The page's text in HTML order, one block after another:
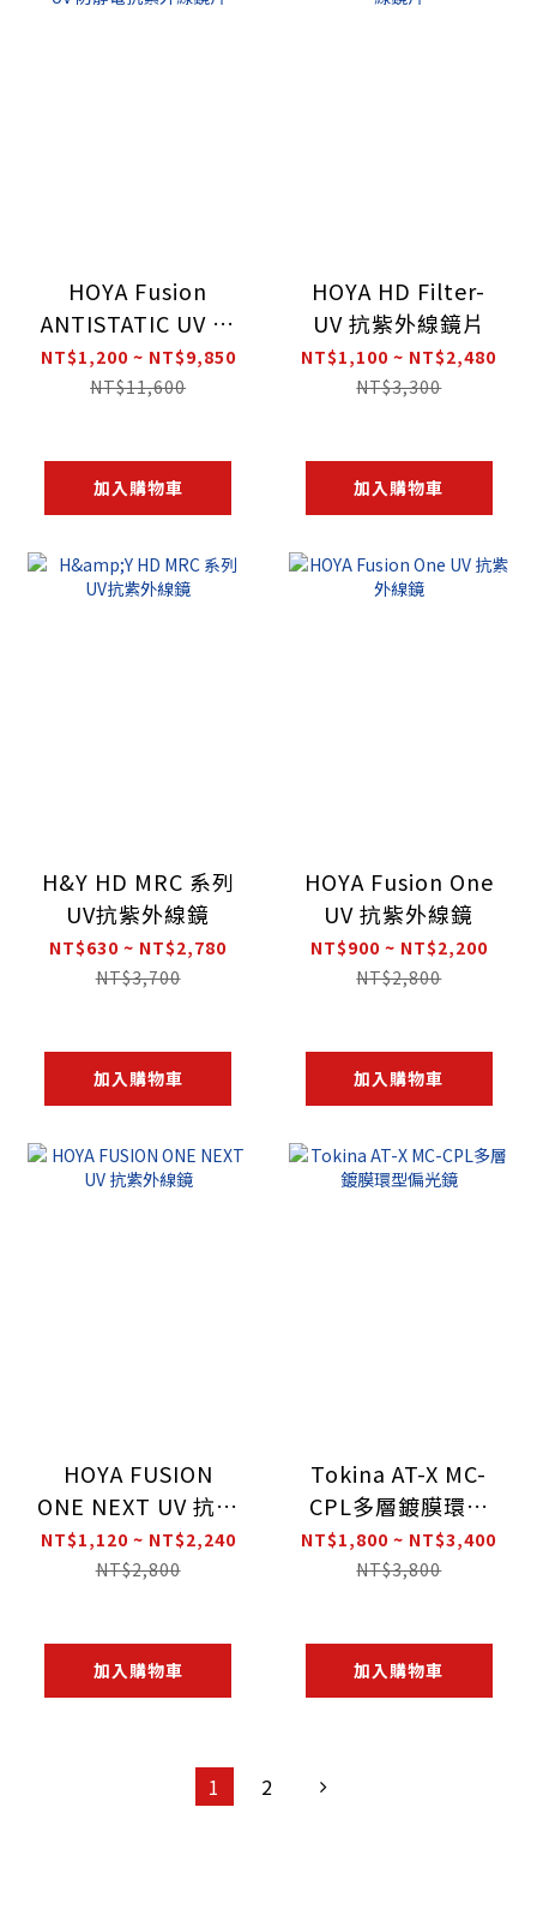
HOYA Fusion
ANTISTATIC UV 防
靜電抗紫外線鏡片
NT$1,200 ~ NT$9,850
NT$11,600
加入購物車
HOYA HD Filter-
UV 抗紫外線鏡片
NT$1,100 ~ NT$2,480
NT$3,300
加入購物車
H&Y HD MRC 系列
UV抗紫外線鏡
NT$630 ~ NT$2,780
NT$3,700
加入購物車
HOYA Fusion One
UV 抗紫外線鏡
NT$900 ~ NT$2,200
NT$2,800
加入購物車
HOYA FUSION
ONE NEXT UV 抗紫
外線鏡
NT$1,120 ~ NT$2,240
NT$2,800
加入購物車
Tokina AT-X MC-
CPL多層鍍膜環型
偏光鏡
NT$1,800 ~ NT$3,400
NT$3,800
加入購物車
1 2